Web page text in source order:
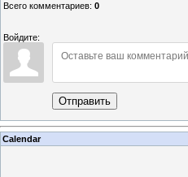
Всего комментариев: 0
Войдите:
Отправить
Calendar